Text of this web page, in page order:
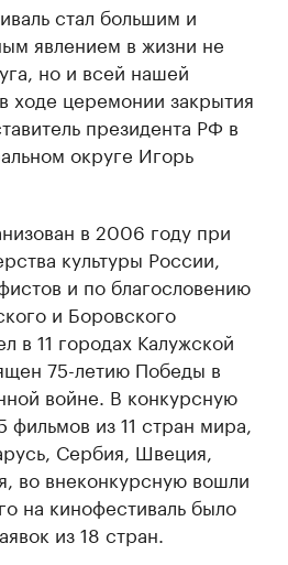
стал большим и
явлением в жизни не
но и всей нашей
ходе церемонии закрытия
президента РФ в
округе Игорь
в 2006 году при
культуры России,
и по благословению
и Боровского
в 11 городах Калужской
75-летию Победы в
войне. В конкурсную
из 11 стран мира,
Сербия, Швеция,
во внеконкурсную вошли
на кинофестиваль было
из 18 стран.